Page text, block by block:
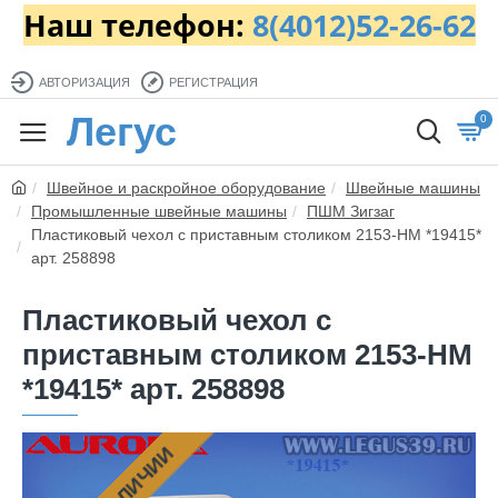
Наш телефон: 8(4012)52-26-62
АВТОРИЗАЦИЯ РЕГИСТРАЦИЯ
Легус 0
Швейное и раскройное оборудование
Швейные машины
Промышленные швейные машины
ПШМ Зигзаг
Пластиковый чехол с приставным столиком 2153-HM *19415*
арт. 258898
Пластиковый чехол с
приставным столиком 2153-HM
*19415* арт. 258898